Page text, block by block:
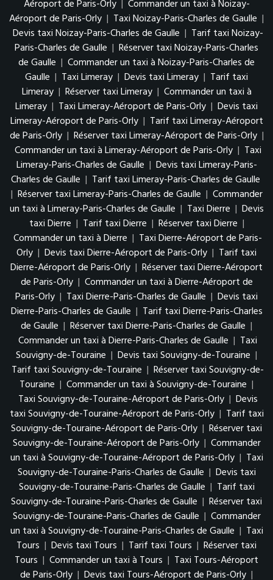
Aéroport de Paris-Orly
Commander un taxi à Noizay-
Aéroport de Paris-Orly | Taxi Noizay-Paris-Charles de Gaulle |
Devis taxi Noizay-Paris-Charles de Gaulle | Tarif taxi Noizay-
Paris-Charles de Gaulle | Réserver taxi Noizay-Paris-Charles
de Gaulle | Commander un taxi à Noizay-Paris-Charles de
Gaulle | Taxi Limeray | Devis taxi Limeray | Tarif taxi
Limeray | Réserver taxi Limeray | Commander un taxi à
Limeray | Taxi Limeray-Aéroport de Paris-Orly | Devis taxi
Limeray-Aéroport de Paris-Orly | Tarif taxi Limeray-Aéroport
de Paris-Orly | Réserver taxi Limeray-Aéroport de Paris-Orly |
Commander un taxi à Limeray-Aéroport de Paris-Orly | Taxi
Limeray-Paris-Charles de Gaulle | Devis taxi Limeray-Paris-
Charles de Gaulle | Tarif taxi Limeray-Paris-Charles de Gaulle
| Réserver taxi Limeray-Paris-Charles de Gaulle | Commander
un taxi à Limeray-Paris-Charles de Gaulle | Taxi Dierre | Devis
taxi Dierre | Tarif taxi Dierre | Réserver taxi Dierre |
Commander un taxi à Dierre | Taxi Dierre-Aéroport de Paris-
Orly | Devis taxi Dierre-Aéroport de Paris-Orly | Tarif taxi
Dierre-Aéroport de Paris-Orly | Réserver taxi Dierre-Aéroport
de Paris-Orly | Commander un taxi à Dierre-Aéroport de
Paris-Orly | Taxi Dierre-Paris-Charles de Gaulle | Devis taxi
Dierre-Paris-Charles de Gaulle | Tarif taxi Dierre-Paris-Charles
de Gaulle | Réserver taxi Dierre-Paris-Charles de Gaulle |
Commander un taxi à Dierre-Paris-Charles de Gaulle | Taxi
Souvigny-de-Touraine | Devis taxi Souvigny-de-Touraine |
Tarif taxi Souvigny-de-Touraine | Réserver taxi Souvigny-de-
Touraine | Commander un taxi à Souvigny-de-Touraine |
Taxi Souvigny-de-Touraine-Aéroport de Paris-Orly | Devis
taxi Souvigny-de-Touraine-Aéroport de Paris-Orly | Tarif taxi
Souvigny-de-Touraine-Aéroport de Paris-Orly | Réserver taxi
Souvigny-de-Touraine-Aéroport de Paris-Orly | Commander
un taxi à Souvigny-de-Touraine-Aéroport de Paris-Orly | Taxi
Souvigny-de-Touraine-Paris-Charles de Gaulle | Devis taxi
Souvigny-de-Touraine-Paris-Charles de Gaulle | Tarif taxi
Souvigny-de-Touraine-Paris-Charles de Gaulle | Réserver taxi
Souvigny-de-Touraine-Paris-Charles de Gaulle | Commander
un taxi à Souvigny-de-Touraine-Paris-Charles de Gaulle | Taxi
Tours | Devis taxi Tours | Tarif taxi Tours | Réserver taxi
Tours | Commander un taxi à Tours | Taxi Tours-Aéroport
de Paris-Orly | Devis taxi Tours-Aéroport de Paris-Orly |